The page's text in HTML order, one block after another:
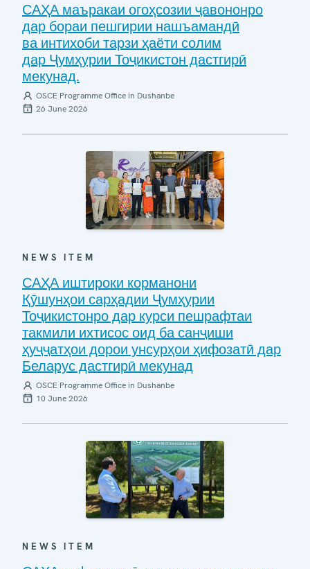
САҲА маъракаи огоҳсозии ҷавононро
дар бораи пешгирии нашъамандӣ
ва интихоби тарзи ҳаёти солим
дар Ҷумҳурии Тоҷикистон дастгирӣ
мекунад.
OSCE Programme Office in Dushanbe
26 June 2026
NEWS ITEM
САҲА иштироки корманони
Қӯшунҳои сарҳадии Ҷумҳурии
Тоҷикистонро дар курси пешрафтаи
такмили ихтисос оид ба санҷиши
ҳуҷҷатҳои дорои унсурҳои ҳифозатӣ дар
Беларус дастгирӣ мекунад
OSCE Programme Office in Dushanbe
10 June 2026
NEWS ITEM